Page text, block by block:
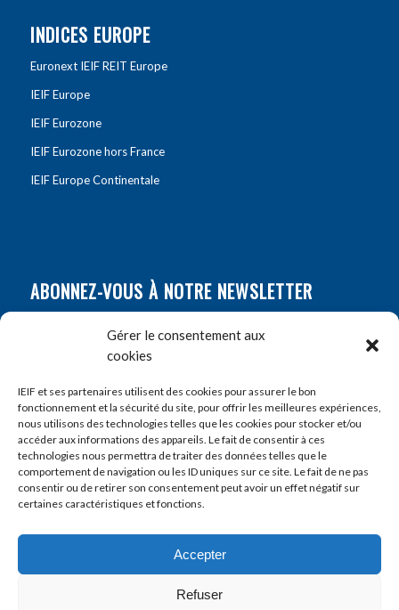
Gérer le consentement aux
cookies
IEIF et ses partenaires utilisent des cookies pour assurer le bon
fonctionnement et la sécurité du site, pour offrir les meilleures expériences,
nous utilisons des technologies telles que les cookies pour stocker et/ou
accéder aux informations des appareils. Le fait de consentir à ces
technologies nous permettra de traiter des données telles que le
comportement de navigation ou les ID uniques sur ce site. Le fait de ne pas
consentir ou de retirer son consentement peut avoir un effet négatif sur
certaines caractéristiques et fonctions.
Accepter
Refuser
INDICES EUROPE
Euronext IEIF REIT Europe
IEIF Europe
IEIF Eurozone
IEIF Eurozone hors France
IEIF Europe Continentale
ABONNEZ-VOUS À NOTRE NEWSLETTER
Prénom*
E-mail*